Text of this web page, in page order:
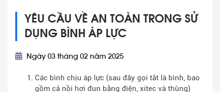
YÊU CẦU VỀ AN TOÀN TRONG SỬ
DỤNG BÌNH ÁP LỰC
Ngày 03 tháng 02 năm 2025
Các bình chịu áp lực (sau đây gọi tắt là bình, bao
gồm cả nồi hơi đun bằng điện, xitec và thùng)